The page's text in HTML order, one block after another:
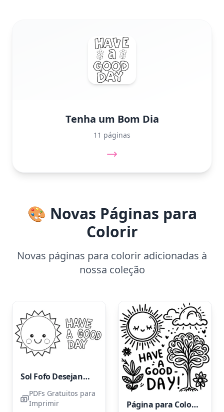
Tenha um Bom Dia
11 páginas
🎨 Novas Páginas para
Colorir
Novas páginas para colorir adicionadas à
nossa coleção
Sol Fofo Desejando um Bom Dia
PDFs Gratuitos para
Imprimir
Página para Colorir "Tenha um Bom Dia" para Imprimir